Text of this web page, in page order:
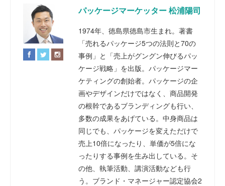
パッケージマーケッター 松浦陽司
1974年、徳島県徳島市生まれ。著書
「売れるパッケージ5つの法則と70の
事例」と「売上がグングン伸びるパッ
ケージ戦略」を出版。パッケージマー
ケティングの創始者。パッケージの企
画やデザインだけではなく、商品開発
の根幹であるブランディングも行い、
多数の成果をあげている。中身商品は
同じでも、パッケージを変えただけで
売上10倍になったり、単価が5倍にな
ったりする事例を生み出している。そ
の他、執筆活動、講演活動なども行
う。ブランド・マネージャー認定協会2